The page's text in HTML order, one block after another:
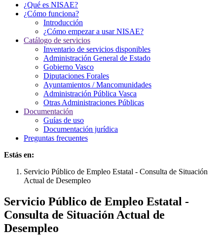
¿Qué es NISAE?
¿Cómo funciona?
Introducción
¿Cómo empezar a usar NISAE?
Catálogo de servicios
Inventario de servicios disponibles
Administración General de Estado
Gobierno Vasco
Diputaciones Forales
Ayuntamientos / Mancomunidades
Administración Pública Vasca
Otras Administraciones Públicas
Documentación
Guías de uso
Documentación jurídica
Preguntas frecuentes
Estás en:
Servicio Público de Empleo Estatal - Consulta de Situación
Actual de Desempleo
Servicio Público de Empleo Estatal -
Consulta de Situación Actual de
Desempleo